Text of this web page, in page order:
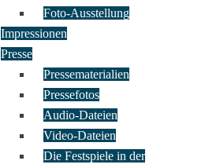
Foto-Ausstellung
Impressionen
Presse
Pressematerialien
Pressefotos
Audio-Dateien
Video-Dateien
Die Festspiele in der